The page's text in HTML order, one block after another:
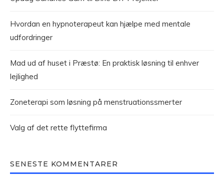
Hvordan en hypnoterapeut kan hjælpe med mentale
udfordringer
Mad ud af huset i Præstø: En praktisk løsning til enhver
lejlighed
Zoneterapi som løsning på menstruationssmerter
Valg af det rette flyttefirma
SENESTE KOMMENTARER